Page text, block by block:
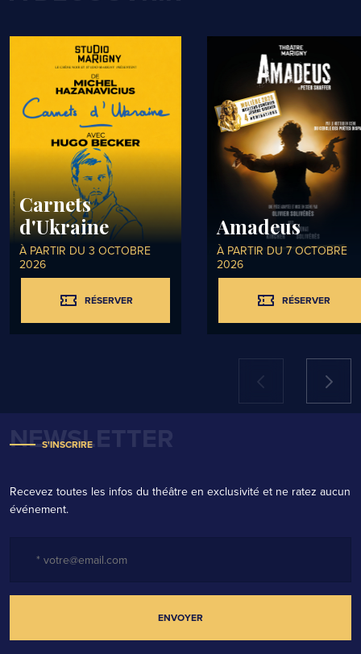
Nom*
E-mail*
Carnets
d'Ukraine
À PARTIR DU 3 OCTOBRE
2026
RÉSERVER
Amadeus
À PARTIR DU 7 OCTOBRE
2026
RÉSERVER
NEWSLETTER
S'INSCRIRE
Recevez toutes les infos du théâtre en exclusivité et ne ratez aucun
événement.